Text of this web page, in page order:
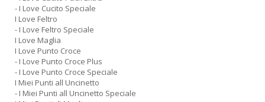
- I Love Cucito Speciale
I Love Feltro
- I Love Feltro Speciale
I Love Maglia
I Love Punto Croce
- I Love Punto Croce Plus
- I Love Punto Croce Speciale
I Miei Punti all Uncinetto
- I Miei Punti all Uncinetto Speciale